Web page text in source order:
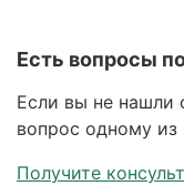
Есть вопросы
Если вы не нашли
вопрос одному из
Получите